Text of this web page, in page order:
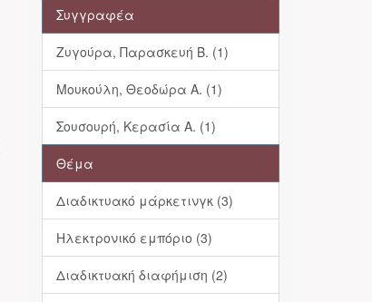
Συγγραφέα
Ζυγούρα, Παρασκευή Β. (1)
Μουκούλη, Θεοδώρα Α. (1)
Σουσουρή, Κερασία Α. (1)
Θέμα
Διαδικτυακό μάρκετινγκ (3)
Ηλεκτρονικό εμπόριο (3)
Διαδικτυακή διαφήμιση (2)